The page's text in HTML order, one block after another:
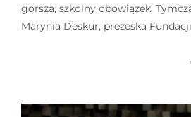
gorsza, szkolny obowiązek.
Marynia Deskur, prezeska